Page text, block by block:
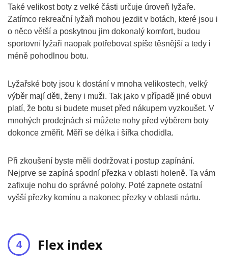
Také velikost boty z velké části určuje úroveň lyžaře.
Zatímco rekreační lyžaři mohou jezdit v botách, které jsou i
o něco větší a poskytnou jim dokonalý komfort, budou
sportovní lyžaři naopak potřebovat spíše těsnější a tedy i
méně pohodlnou botu.
Lyžařské boty jsou k dostání v mnoha velikostech, velký
výběr mají děti, ženy i muži. Tak jako v případě jiné obuvi
platí, že botu si budete muset před nákupem vyzkoušet. V
mnohých prodejnách si můžete nohy před výběrem boty
dokonce změřit. Měří se délka i šířka chodidla.
Při zkoušení byste měli dodržovat i postup zapínání.
Nejprve se zapíná spodní přezka v oblasti holeně. Ta vám
zafixuje nohu do správné polohy. Poté zapnete ostatní
vyšší přezky komínu a nakonec přezky v oblasti nártu.
Flex index